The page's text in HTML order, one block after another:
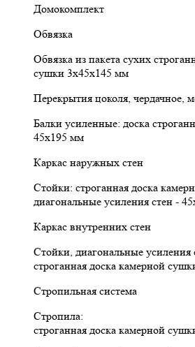
Домокомплект
Обвязка
Обвязка из пакета сухих
сушки 3х45х145 мм
Перекрытия цоколя, чердачное,
Балки усиленные: доска
45х195 мм
Каркас наружных стен
Стойки: строганная доска
диагональные усиления стен -
Каркас внутренних стен
Стойки, диагональные усиления
строганная доска камерной
Стропильная система
Стропила:
строганная доска камерной